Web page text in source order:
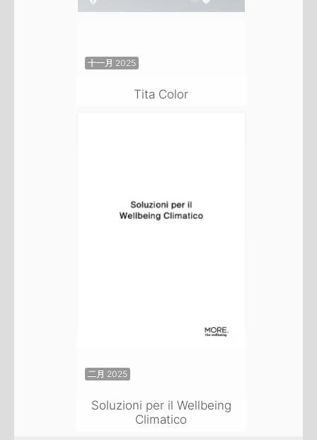
十一月 2025
Tita Color
二月 2025
Soluzioni per il Wellbeing
Climatico